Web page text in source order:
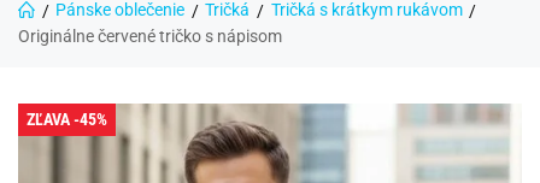
Pánske oblečenie Tričká
Tričká s krátkym rukávom
Originálne červené tričko s nápisom
ZĽAVA -45%